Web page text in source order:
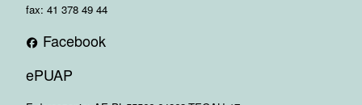
fax: 41 378 49 44
Facebook
ePUAP